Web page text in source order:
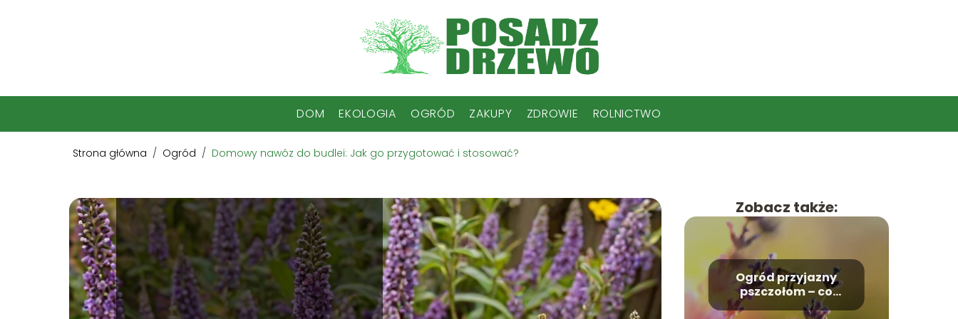
DOM EKOLOGIA OGRÓD ZAKUPY ZDROWIE ROLNICTWO
Strona główna / Ogród / Domowy nawóz do budlei: Jak go przygotować i stosować?
Zobacz także:
Ogród przyjazny
pszczołom – co
posadzić?